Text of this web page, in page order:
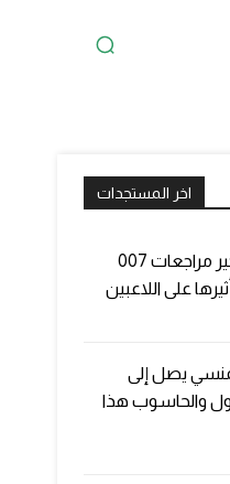
اخر المستجدات
مخاوف من تأخير مراجعات 007
يصل إلى
والحاسوب هذا